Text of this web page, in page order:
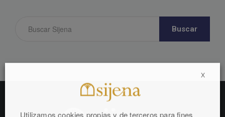
Buscar
X
Utilizamos cookies propias y de terceros para fines